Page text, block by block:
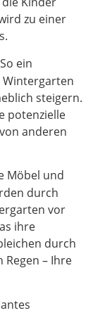
zu einer
So ein
Wintergarten
steigern.
potenzielle
anderen
Möbel und
durch
vor
ihre
durch
Regen – Ihre